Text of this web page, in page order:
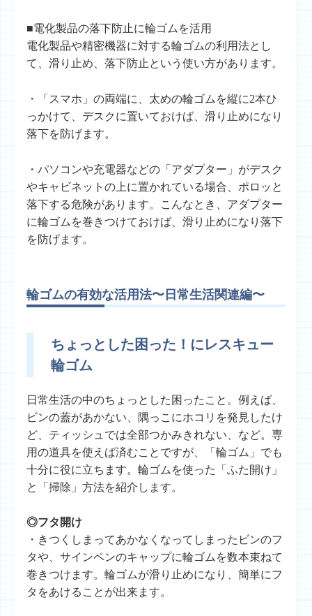
■電化製品の落下防止に輪ゴムを活用
電化製品や精密機器に対する輪ゴムの利用法とし
て、滑り止め、落下防止という使い方があります。
・「スマホ」の両端に、太めの輪ゴムを縦に2本ひ
っかけて、デスクに置いておけば、滑り止めになり
落下を防げます。
・パソコンや充電器などの「アダプター」がデスク
やキャビネットの上に置かれている場合、ポロッと
落下する危険があります。こんなとき、アダプター
に輪ゴムを巻きつけておけば、滑り止めになり落下
を防げます。
輪ゴムの有効な活用法〜日常生活関連編〜
ちょっとした困った！にレスキュー
輪ゴム
日常生活の中のちょっとした困ったこと。例えば、
ビンの蓋があかない、隅っこにホコリを発見したけ
ど、ティッシュでは全部つかみきれない、など。専
用の道具を使えば済むことですが、「輪ゴム」でも
十分に役に立ちます。輪ゴムを使った「ふた開け」
と「掃除」方法を紹介します。
◎フタ開け
・きつくしまってあかなくなってしまったビンのフ
タや、サインペンのキャップに輪ゴムを数本束ねて
巻きつけます。輪ゴムが滑り止めになり、簡単にフ
タをあけることが出来ます。